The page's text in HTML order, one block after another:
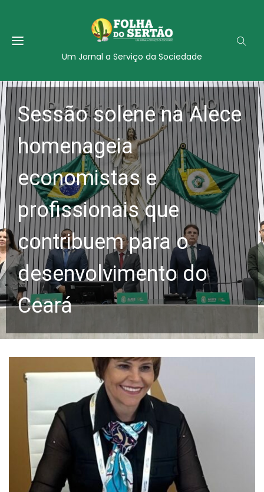
Um Jornal a Serviço da Sociedade
Sessão solene na Alece
homenageia
economistas e
profissionais que
contribuem para o
desenvolvimento do
Ceará